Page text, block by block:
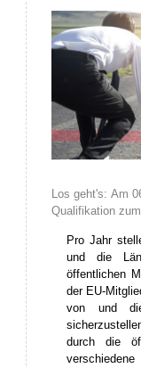
Los geht's: Am
Qualifikation
Pro Jahr
und die
öffentlichen
der EU-
von und
durch die
verschiedene